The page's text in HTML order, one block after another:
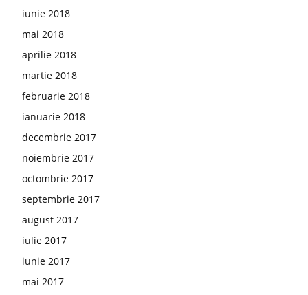
iunie 2018
mai 2018
aprilie 2018
martie 2018
februarie 2018
ianuarie 2018
decembrie 2017
noiembrie 2017
octombrie 2017
septembrie 2017
august 2017
iulie 2017
iunie 2017
mai 2017